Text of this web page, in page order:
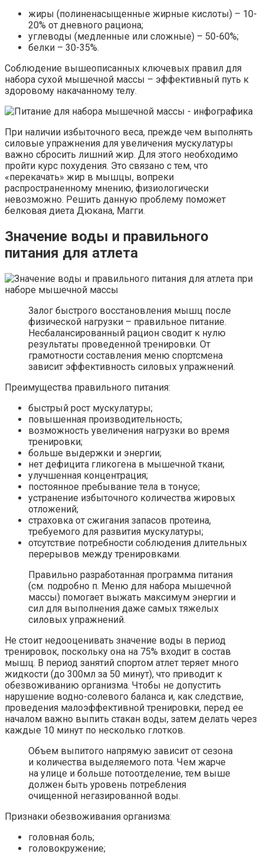
жиры (полиненасыщенные жирные кислоты) – 10-
20% от дневного рациона;
углеводы (медленные или сложные) – 50-60%;
белки – 30-35%.
Соблюдение вышеописанных ключевых правил для
набора сухой мышечной массы – эффективный путь к
здоровому накачанному телу.
При наличии избыточного веса, прежде чем выполнять
силовые упражнения для увеличения мускулатуры
важно сбросить лишний жир. Для этого необходимо
пройти курс похудения. Это связано с тем, что
«перекачать» жир в мышцы, вопреки
распространенному мнению, физиологически
невозможно. Решить данную проблему поможет
белковая диета Дюкана, Магги.
Значение воды и правильного
питания для атлета
Залог быстрого восстановления мышц после
физической нагрузки – правильное питание.
Несбалансированный рацион сводит к нулю
результаты проведенной тренировки. От
грамотности составления меню спортсмена
зависит эффективность силовых упражнений.
Преимущества правильного питания:
быстрый рост мускулатуры;
повышенная производительность;
возможность увеличения нагрузки во время
тренировки;
больше выдержки и энергии;
нет дефицита гликогена в мышечной ткани;
улучшенная концентрация;
постоянное пребывание тела в тонусе;
устранение избыточного количества жировых
отложений;
страховка от сжигания запасов протеина,
требуемого для развития мускулатуры;
отсутствие потребности соблюдения длительных
перерывов между тренировками.
Правильно разработанная программа питания
(см. подробно п. Меню для набора мышечной
массы) помогает выжать максимум энергии и
сил для выполнения даже самых тяжелых
силовых упражнений.
Не стоит недооценивать значение воды в период
тренировок, поскольку она на 75% входит в состав
мышц. В период занятий спортом атлет теряет много
жидкости (до 300мл за 50 минут), что приводит к
обезвоживанию организма. Чтобы не допустить
нарушение водно-солевого баланса и, как следствие,
проведения малоэффективной тренировки, перед ее
началом важно выпить стакан воды, затем делать через
каждые 10 минут по несколько глотков.
Объем выпитого напрямую зависит от сезона
и количества выделяемого пота. Чем жарче
на улице и больше потоотделение, тем выше
должен быть уровень потребления
очищенной негазированной воды.
Признаки обезвоживания организма:
головная боль;
головокружение;